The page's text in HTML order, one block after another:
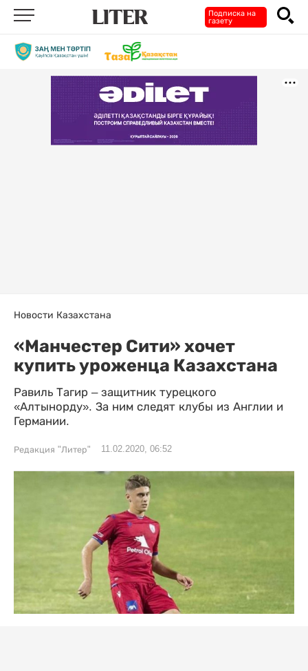
Подписка на
газету
Новости Казахстана
«Манчестер Сити» хочет
купить уроженца Казахстана
Равиль Тагир – защитник турецкого
«Алтынорду». За ним следят клубы из Англии и
Германии.
Редакция "Литер" 11.02.2020, 06:52